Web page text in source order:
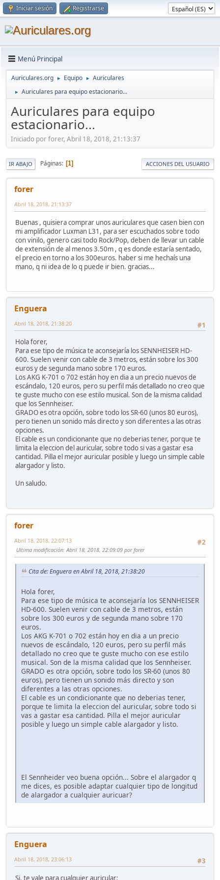
Iniciar sesión Registrarse
Menú Principal
Auriculares.org ► Equipo ► Auriculares
► Auriculares para equipo estacionario...
Auriculares para equipo
estacionario...
Iniciado por forer, Abril 18, 2018, 21:13:37
IR ABAJO Páginas 1 ACCIONES DEL USUARIO
forer
Abril 18, 2018, 21:13:37
Buenas , quisiera comprar unos auriculares que casen bien con
mi amplificador Luxman L31, para ser escuchados sobre todo
con vinilo, genero casi todo Rock/Pop, deben de llevar un cable
de extensión de al menos 3.50m , q es donde estaría sentado,
el precio en torno a los 300euros. haber si me hechaís una
mano, q ni idea de lo q puede ir bien. gracias...
Enguera
#1
Abril 18, 2018, 21:38:20
Hola forer,
Para ese tipo de música te aconsejaría los SENNHEISER HD-
600. Suelen venir con cable de 3 metros, están sobre los 300
euros y de segunda mano sobre 170 euros.
Los AKG K-701 o 702 están hoy en dia a un precio nuevos de
escándalo, 120 euros, pero su perfil más detallado no creo que
te guste mucho con ese estilo musical. Son de la misma calidad
que los Sennheiser.
GRADO es otra opción, sobre todo los SR-60 (unos 80 euros),
pero tienen un sonido más directo y son diferentes a las otras
opciones.
El cable es un condicionante que no deberias tener, porque te
limita la eleccion del auricular, sobre todo si vas a gastar esa
cantidad. Pilla el mejor auricular posible y luego un simple cable
alargador y listo.
Un saludo.
forer
#2
Abril 18, 2018, 22:07:13
Ultima modificación: Abril 18, 2018, 22:09:09 por forer
Cita de: Enguera en Abril 18, 2018, 21:38:20
Hola forer,
Para ese tipo de música te aconsejaría los SENNHEISER
HD-600. Suelen venir con cable de 3 metros, están
sobre los 300 euros y de segunda mano sobre 170
euros.
Los AKG K-701 o 702 están hoy en dia a un precio
nuevos de escándalo, 120 euros, pero su perfil más
detallado no creo que te guste mucho con ese estilo
musical. Son de la misma calidad que los Sennheiser.
GRADO es otra opción, sobre todo los SR-60 (unos 80
euros), pero tienen un sonido más directo y son
diferentes a las otras opciones.
El cable es un condicionante que no deberias tener,
porque te limita la eleccion del auricular, sobre todo si
vas a gastar esa cantidad. Pilla el mejor auricular
posible y luego un simple cable alargador y listo.
El Sennheider veo buena opción... Sobre el alargador q
me dices, es posible adaptar cualquier tipo de longitud
de alargador a cualquier auricuar?
Enguera
#3
Abril 18, 2018, 23:06:13
Si, te vale para cualquier auricular: